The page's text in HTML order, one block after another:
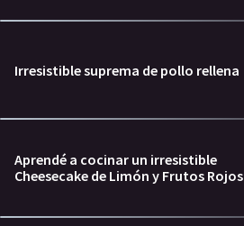
Irresistible suprema de pollo rellena
Aprendé a cocinar un irresistible
Cheesecake de Limón y Frutos Rojos